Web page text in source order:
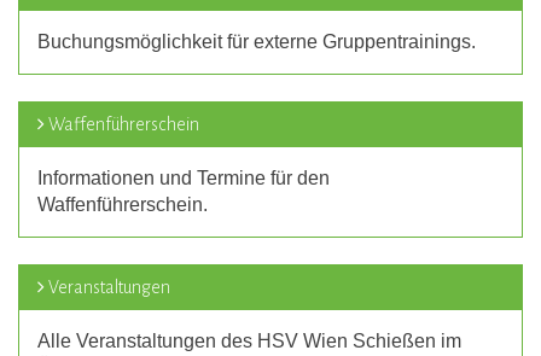
Buchungsmöglichkeit für externe Gruppentrainings.
Waffenführerschein
Informationen und Termine für den
Waffenführerschein.
Veranstaltungen
Alle Veranstaltungen des HSV Wien Schießen im